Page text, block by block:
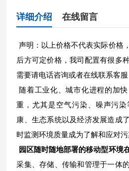
详细介绍 在线留言
声明：以上价格不代表实际价格
后方可定价格，我司配置有很多
需要请电话咨询或者在线联系客
随着工业化、城市化进程的加
重，尤其是空气污染、噪声污
康、生态系统以及经济发展造成
时监测环境质量成为了解和应对污
园区随时随地部署的移动型环境
采集、存储、传输和管理于一体